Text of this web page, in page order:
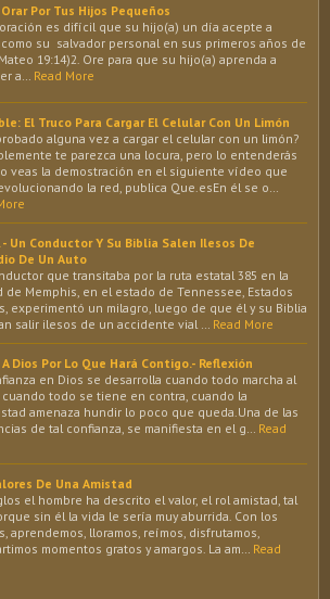
Por Tus Hijos Pequeños
oración es difícil que su hijo(a) un día acepte a
su salvador personal en sus primeros años de
19:14)2. Ore para que su hijo(a) aprenda a
a…
Read More
El Truco Para Cargar El Celular Con Un Limón
alguna vez a cargar el celular con un limón?
te parezca una locura, pero lo entenderás
veas la demostración en el siguiente vídeo que
la red, publica Que.esEn él se o…
- Un Conductor Y Su Biblia Salen Ilesos De
De Un Auto
que transitaba por la ruta estatal 385 en la
de Memphis, en el estado de Tennessee, Estados
experimentó un milagro, luego de que él y su Biblia
salir ilesos de un accidente vial …
Read More
Dios Por Lo Que Hará Contigo.- Reflexión
en Dios se desarrolla cuando todo marcha al
cuando todo se tiene en contra, cuando la
amenaza hundir lo poco que queda.Una de las
de tal confianza, se manifiesta en el g…
Read
De Una Amistad
el hombre ha descrito el valor, el rol amistad, tal
sin él la vida le sería muy aburrida. Con los
aprendemos, lloramos, reímos, disfrutamos,
momentos gratos y amargos. La am…
Read